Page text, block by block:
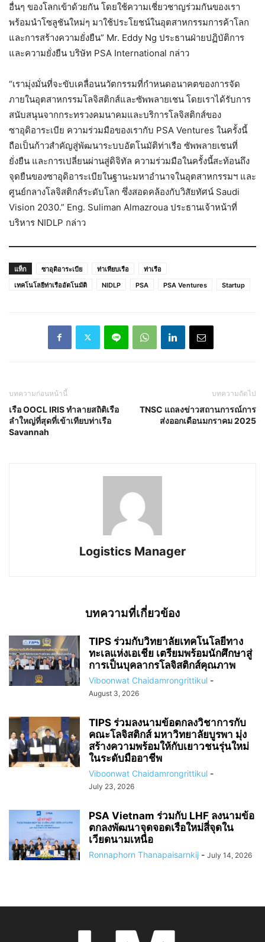
อื่นๆ ของโลกเข้าด้วยกัน โดยใช้ความเชี่ยวชาญร่วมกันของเรา
พร้อมนำโซลูชันใหม่ๆ มาใช้ประโยชน์ในอุตสาหกรรมการค้าโลก
และการสร้างความยั่งยืน” Mr. Eddy Ng ประธานฝ่ายปฏิบัติการ
และความยั่งยืน บริษัท PSA International กล่าว
“เรามุ่งมั่นที่จะขับเคลื่อนนวัตกรรมที่กำหนดอนาคตของการจัด
ภายในอุตสาหกรรมโลจิสติกส์และซัพพลายเชน โดยเราได้รับการ
สนับสนุนจากกระทรวงคมนาคมและบริการโลจิสติกส์ของ
ซาอุดิอาระเบีย ความร่วมมือของเรากับ PSA Ventures ในครั้งนี้
ถือเป็นก้าวสำคัญสู่พัฒนาระบบอัตโนมัติท่าเรือ ซัพพลายเชนที่
ยั่งยืน และการเปลี่ยนผ่านสู่ดิจิทัล ความร่วมมือในครั้งนี้สะท้อนถึง
จุดยืนของซาอุดิอาระเบียในฐานะมหาอำนาจในอุตสาหกรรมฯ และ
ศูนย์กลางโลจิสติกส์ระดับโลก ซึ่งสอดคล้องกับวิสัยทัศน์ Saudi
Vision 2030.” Eng. Suliman Almazroua ประธานเจ้าหน้าที่
บริหาร NIDLP กล่าว
แท็ก ซาอุดิอาระเบีย ท่าเทียบเรือ
ท่าเรือ
เทคโนโลยีท่าเรืออัตโนมัติ
NIDLP PSA PSA Ventures Startup
บทความก่อนหน้านี้
เรือ OOCL IRIS ทำลายสถิติเรือ
ลำใหญ่ที่สุดที่เข้าเทียบท่าเรือ
Savannah
บทความถัดไป
TNSC แถลงข่าวสถานการณ์การ
ส่งออกเดือนมกราคม 2025
Logistics Manager
บทความที่เกี่ยวข้อง
TIPS ร่วมกับวิทยาลัยเทคโนโลยีทาง
ทะเลแห่งเอเชีย เตรียมพร้อมนักศึกษาสู่
การเป็นบุคลากรโลจิสติกส์คุณภาพ
Viboonwat Chaidamrongrittikul -
August 3, 2026
TIPS ร่วมลงนามข้อตกลงวิชาการกับ
คณะโลจิสติกส์ มหาวิทยาลัยบูรพา มุ่ง
สร้างความพร้อมให้กับเยาวชนรุ่นใหม่
ในระดับมืออาชีพ
Viboonwat Chaidamrongrittikul -
July 23, 2026
PSA Vietnam ร่วมกับ LHF ลงนามข้อ
ตกลงพัฒนาจุดจอดเรือใหม่สี่จุดใน
เวียดนามเหนือ
Ronnaphorn Thanapaisarnkij - July 14, 2026